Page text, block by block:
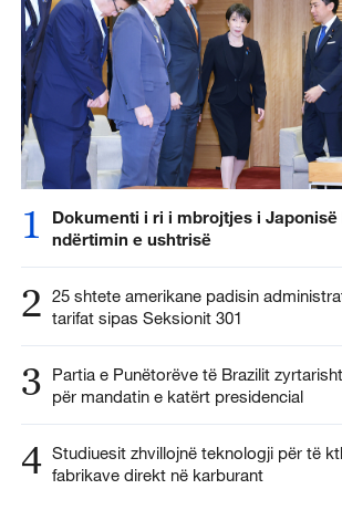
1
Dokumenti i ri i mbrojtjes i
ndërtimin e ushtrisë
2 25 shtete amerikane padisin
tarifat sipas Seksionit 301
3
Partia e Punëtorëve të Brazilit
për mandatin e katërt presidencial
4 Studiuesit zhvillojnë teknologji për të
fabrikave direkt në karburant